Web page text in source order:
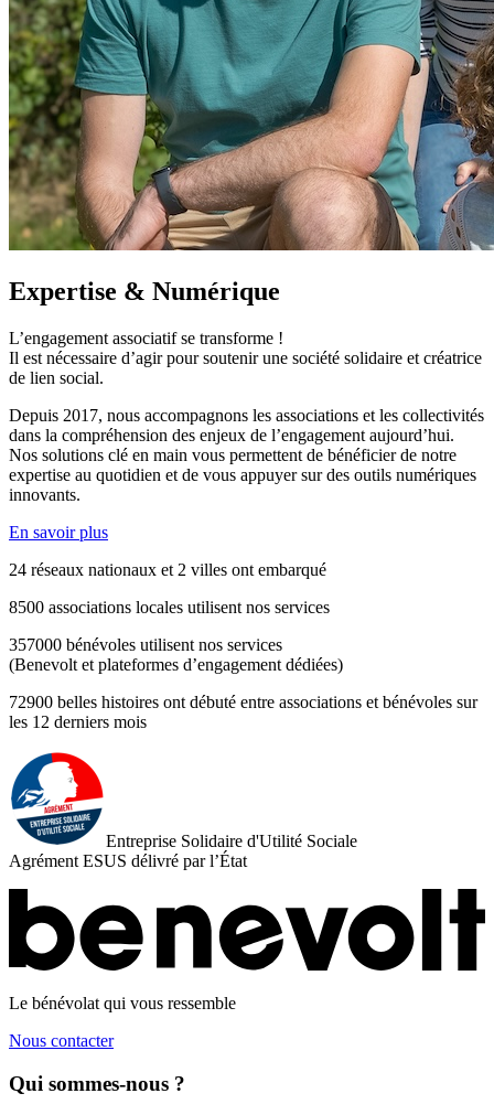
Expertise & Numérique
L’engagement associatif se transforme !
Il est nécessaire d’agir pour soutenir une société solidaire et créatrice
de lien social.
Depuis 2017, nous accompagnons les associations et les collectivités
dans la compréhension des enjeux de l’engagement aujourd’hui.
Nos solutions clé en main vous permettent de bénéficier de notre
expertise au quotidien et de vous appuyer sur des outils numériques
innovants.
En savoir plus
24 réseaux nationaux et 2 villes ont embarqué
8500 associations locales utilisent nos services
357000 bénévoles utilisent nos services
(Benevolt et plateformes d’engagement dédiées)
72900 belles histoires ont débuté entre associations et bénévoles sur
les 12 derniers mois
Entreprise Solidaire d'Utilité Sociale
Agrément ESUS délivré par l’État
Le bénévolat qui vous ressemble
Nous contacter
Qui sommes-nous ?